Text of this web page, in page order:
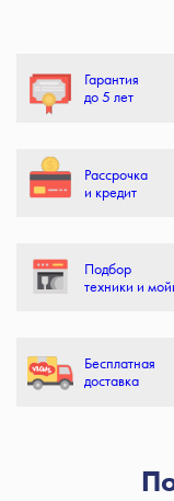
Гарантия
до 5 лет
Рассрочка
и кредит
Подбор
техники и
Бесплатная
доставка